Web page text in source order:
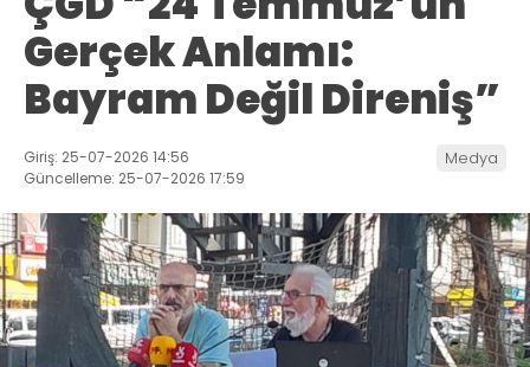
Gerçek Anlamı:
Bayram Değil Direniş”
Giriş: 25-07-2026 14:56
Güncelleme: 25-07-2026 17:59
Medya